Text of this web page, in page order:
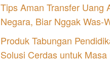
Tips Aman Transfer Uang
Negara, Biar Nggak Was-
Produk Tabungan
Solusi Cerdas untuk Masa